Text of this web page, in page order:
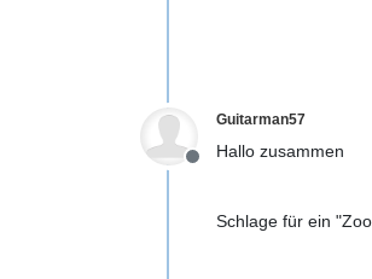
Offline
Guitarman57
Hallo zusammen
Schlage für ein